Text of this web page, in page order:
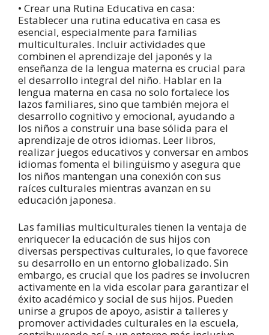
• Crear una Rutina Educativa en casa:
Establecer una rutina educativa en casa es
esencial, especialmente para familias
multiculturales. Incluir actividades que
combinen el aprendizaje del japonés y la
enseñanza de la lengua materna es crucial para
el desarrollo integral del niño. Hablar en la
lengua materna en casa no solo fortalece los
lazos familiares, sino que también mejora el
desarrollo cognitivo y emocional, ayudando a
los niños a construir una base sólida para el
aprendizaje de otros idiomas. Leer libros,
realizar juegos educativos y conversar en ambos
idiomas fomenta el bilingüismo y asegura que
los niños mantengan una conexión con sus
raíces culturales mientras avanzan en su
educación japonesa.
Las familias multiculturales tienen la ventaja de
enriquecer la educación de sus hijos con
diversas perspectivas culturales, lo que favorece
su desarrollo en un entorno globalizado. Sin
embargo, es crucial que los padres se involucren
activamente en la vida escolar para garantizar el
éxito académico y social de sus hijos. Pueden
unirse a grupos de apoyo, asistir a talleres y
promover actividades culturales en la escuela,